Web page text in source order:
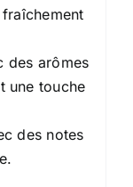
des arômes
une touche
des notes